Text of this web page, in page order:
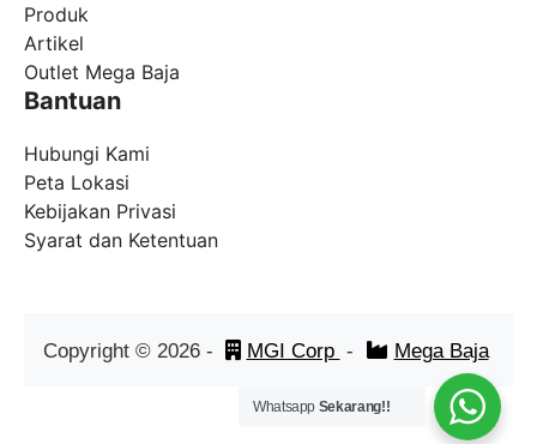
Produk
Artikel
Outlet Mega Baja
Bantuan
Hubungi Kami
Peta Lokasi
Kebijakan Privasi
Syarat dan Ketentuan
Copyright © 2026- MGI Corp - Mega Baja
Whatsapp Sekarang!!